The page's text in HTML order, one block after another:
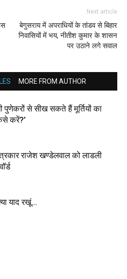
Next article
बेगुसराय में अपराधियों के तांडव से बिहार
निवासियों में भय, नीतीश कुमार के शासन
पर उठाने लगे सवाल
MORE FROM AUTHOR
पुणेकरों से सीख सकते हैं मूर्तियों का
करें?’
राजेश खण्डेलवाल को लाडली
याद रखूं…